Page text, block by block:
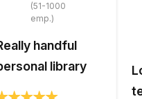
(51-1000
emp.)
handful
library